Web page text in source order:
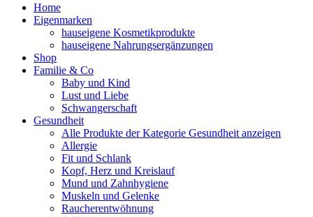
Home
Eigenmarken
hauseigene Kosmetikprodukte
hauseigene Nahrungsergänzungen
Shop
Familie & Co
Baby und Kind
Lust und Liebe
Schwangerschaft
Gesundheit
Alle Produkte der Kategorie Gesundheit anzeigen
Allergie
Fit und Schlank
Kopf, Herz und Kreislauf
Mund und Zahnhygiene
Muskeln und Gelenke
Raucherentwöhnung